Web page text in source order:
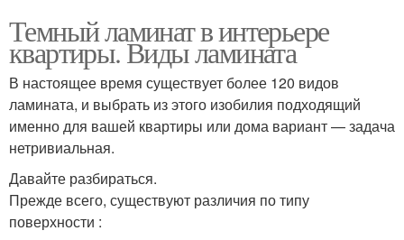
Темный ламинат в интерьере
квартиры. Виды ламината
В настоящее время существует более 120 видов
ламината, и выбрать из этого изобилия подходящий
именно для вашей квартиры или дома вариант — задача
нетривиальная.
Давайте разбираться.
Прежде всего, существуют различия по типу
поверхности :